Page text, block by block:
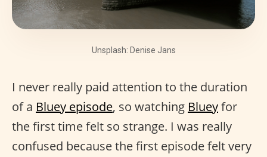
Unsplash: Denise Jans
I never really paid attention to the duration
of a Bluey episode, so watching Blueyfor
the first time felt so strange. I was really
confused because the first episode felt very